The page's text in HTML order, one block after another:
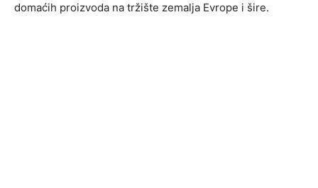
domaćih proizvoda na tržište zemalja Evrope i šire.